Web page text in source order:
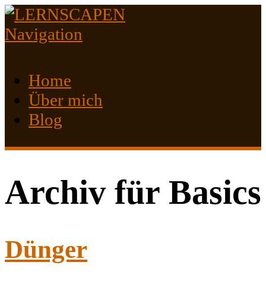
Navigation
Home
Über mich
Blog
Archiv für Basics
Dünger